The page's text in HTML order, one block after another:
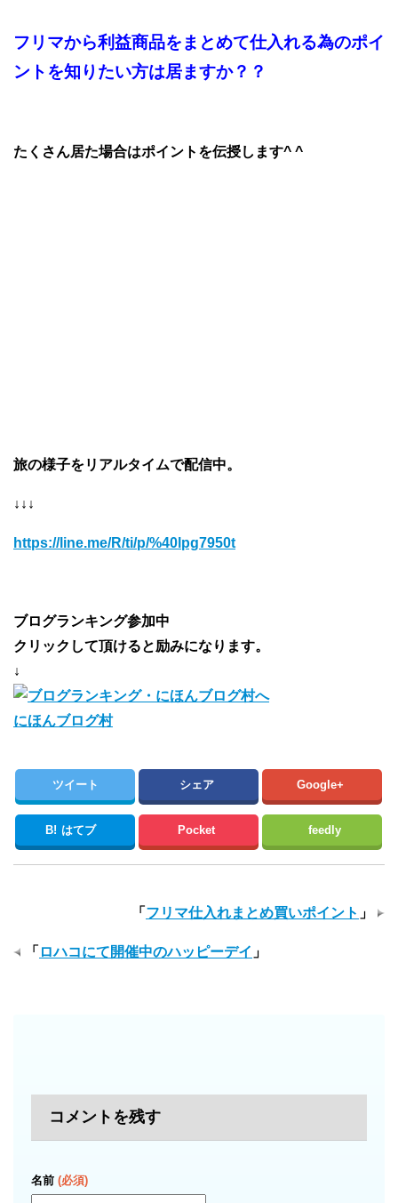
フリマから利益商品をまとめて仕入れる為のポイ
ントを知りたい方は居ますか？？
たくさん居た場合はポイントを伝授します^ ^
旅の様子をリアルタイムで配信中。
↓↓↓
https://line.me/R/ti/p/%40lpg7950t
ブログランキング参加中
クリックして頂けると励みになります。
↓
にほんブログ村
ツイート シェア Google+
B! はてブ Pocket feedly
「 フリマ仕入れまとめ買いポイント 」
「 ロハコにて開催中のハッピーデイ 」
コメントを残す
名前 (必須)